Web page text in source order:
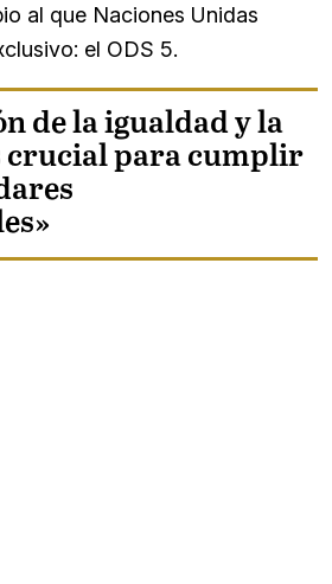
al que Naciones Unidas
el ODS 5.
de la igualdad y la
crucial para cumplir